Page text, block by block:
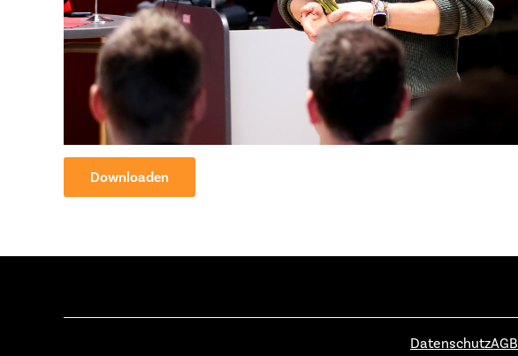
Downloaden
DatenschutzAGB